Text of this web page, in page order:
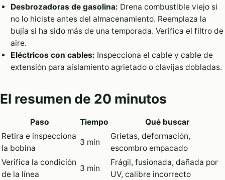
Desbrozadoras de gasolina: Drena combustible viejo si
no lo hiciste antes del almacenamiento. Reemplaza la
bujía si ha sido más de una temporada. Verifica el filtro de
aire.
Eléctricos con cables: Inspecciona el cable y cable de
extensión para aislamiento agrietado o clavijas dobladas.
El resumen de 20 minutos
Paso Tiempo
Qué buscar
Retira e inspecciona
la bobina
3 min
Grietas, deformación,
escombro empacado
Verifica la condición
de la línea
3 min
Frágil, fusionada, dañada por
UV, calibre incorrecto